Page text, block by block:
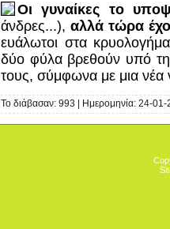
Οι γυναίκες το
άνδρες...),αλλά τώρα
ευάλωτοι στα
δύο φύλα βρεθούν υπό
τους, σύμφωνα με μια νέα
Το διάβασαν: 993 | Ημερομηνία: 24-01-